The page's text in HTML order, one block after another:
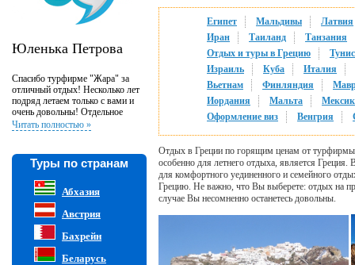
Юленька Петрова
Спасибо турфирме "Жара" за
отличный отдых! Несколько лет
подряд летаем только с вами и
очень довольны! Отдельное
спасибо менеджеру Наталье за
профессиональную работу и
Читать полностью »
Туры по странам
Абхазия
Австрия
Бахрейн
Беларусь
Египет Мальдивы
Латвия
Иран
Таиланд
Танзания
Отдых и туры в Грецию
Тунис
Израиль
Куба
Италия
Вьетнам
Финляндия
Иордания
Мальта
Оформление виз
Венгрия
Отдых в Греции по горящим ценам от
особенно для летнего отдыха, является
для комфортного уединенного и семейного
Грецию. Не важно, что Вы выберете: отдых на
случае Вы несомненно останетесь довольны.